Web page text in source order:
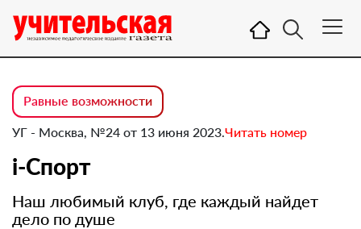
Равные возможности
УГ - Москва, №24 от 13 июня 2023.Читать номер
i-Спорт
Наш любимый клуб, где каждый найдет
дело по душе